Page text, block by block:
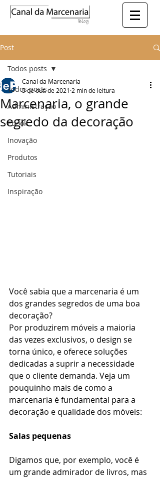
Post
Todos posts
Administração
Ebook
Inovação
Produtos
Tutoriais
Inspiração
Todos posts
Marcenaria, o grande
segredo da decoração
Canal da Marcenaria
5 de out. de 2021 2 min de leitura
Você sabia que a marcenaria é um
dos grandes segredos de uma boa
decoração?
Por produzirem móveis a maioria
das vezes exclusivos, o design se
torna único, e oferece soluções
dedicadas a suprir a necessidade
que o cliente demanda. Veja um
pouquinho mais de como a
marcenaria é fundamental para a
decoração e qualidade dos móveis:
Salas pequenas
Digamos que, por exemplo, você é
um grande admirador de livros, mas